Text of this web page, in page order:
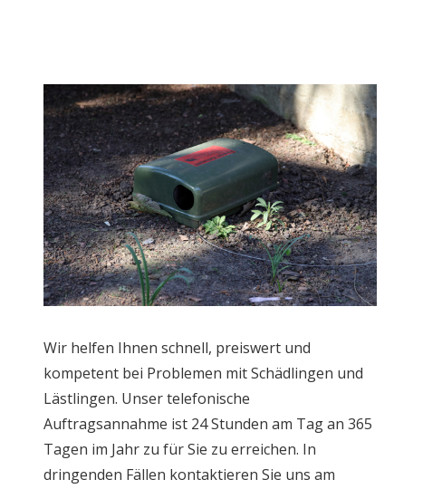
Wir helfen Ihnen schnell, preiswert und
kompetent bei Problemen mit Schädlingen und
Lästlingen. Unser telefonische
Auftragsannahme ist 24 Stunden am Tag an 365
Tagen im Jahr zu für Sie zu erreichen. In
dringenden Fällen kontaktieren Sie uns am